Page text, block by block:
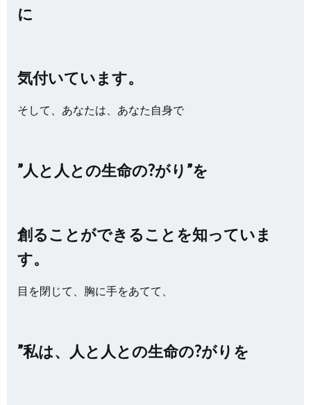
に
気付いています。
そして、あなたは、あなた自身で
”人と人との生命の?がり”を
創ることができることを知っていま
す。
目を閉じて、胸に手をあてて、
”私は、人と人との生命の?がりを